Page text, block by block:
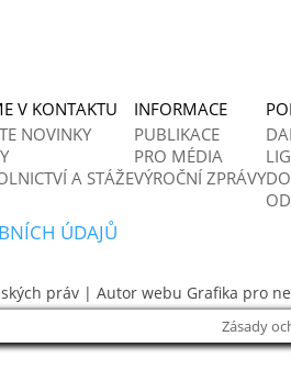
V KONTAKTU
NOVINKY
A STÁŽE
INFORMACE
PUBLIKACE
PRO MÉDIA
VÝROČNÍ ZPRÁVY
ÚDAJŮ
práv | Autor webu Grafika pro
Zásady